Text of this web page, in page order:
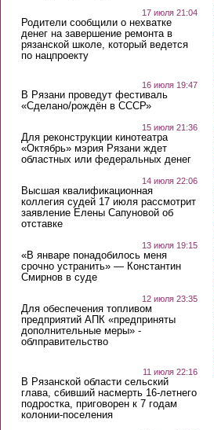
17 июля 21:04
Родители сообщили о нехватке
денег на завершение ремонта в
рязанской школе, который ведется
по нацпроекту
16 июля 19:47
В Рязани проведут фестиваль
«Сделано/рождён в СССР»
15 июля 21:36
Для реконструкции кинотеатра
«Октябрь» мэрия Рязани ждет
областных или федеральных денег
14 июля 22:06
Высшая квалификационная
коллегия судей 17 июля рассмотрит
заявление Елены Сапуновой об
отставке
13 июля 19:15
«В январе понадобилось меня
срочно устранить» — Константин
Смирнов в суде
12 июля 23:35
Для обеспечения топливом
предприятий АПК «предприняты
дополнительные меры» -
облправительство
11 июля 22:16
В Рязанской области сельский
глава, сбивший насмерть 16-летнего
подростка, приговорен к 7 годам
колонии-поселения